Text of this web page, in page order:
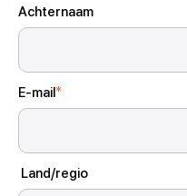
Achternaam
E-mail*
Land/regio